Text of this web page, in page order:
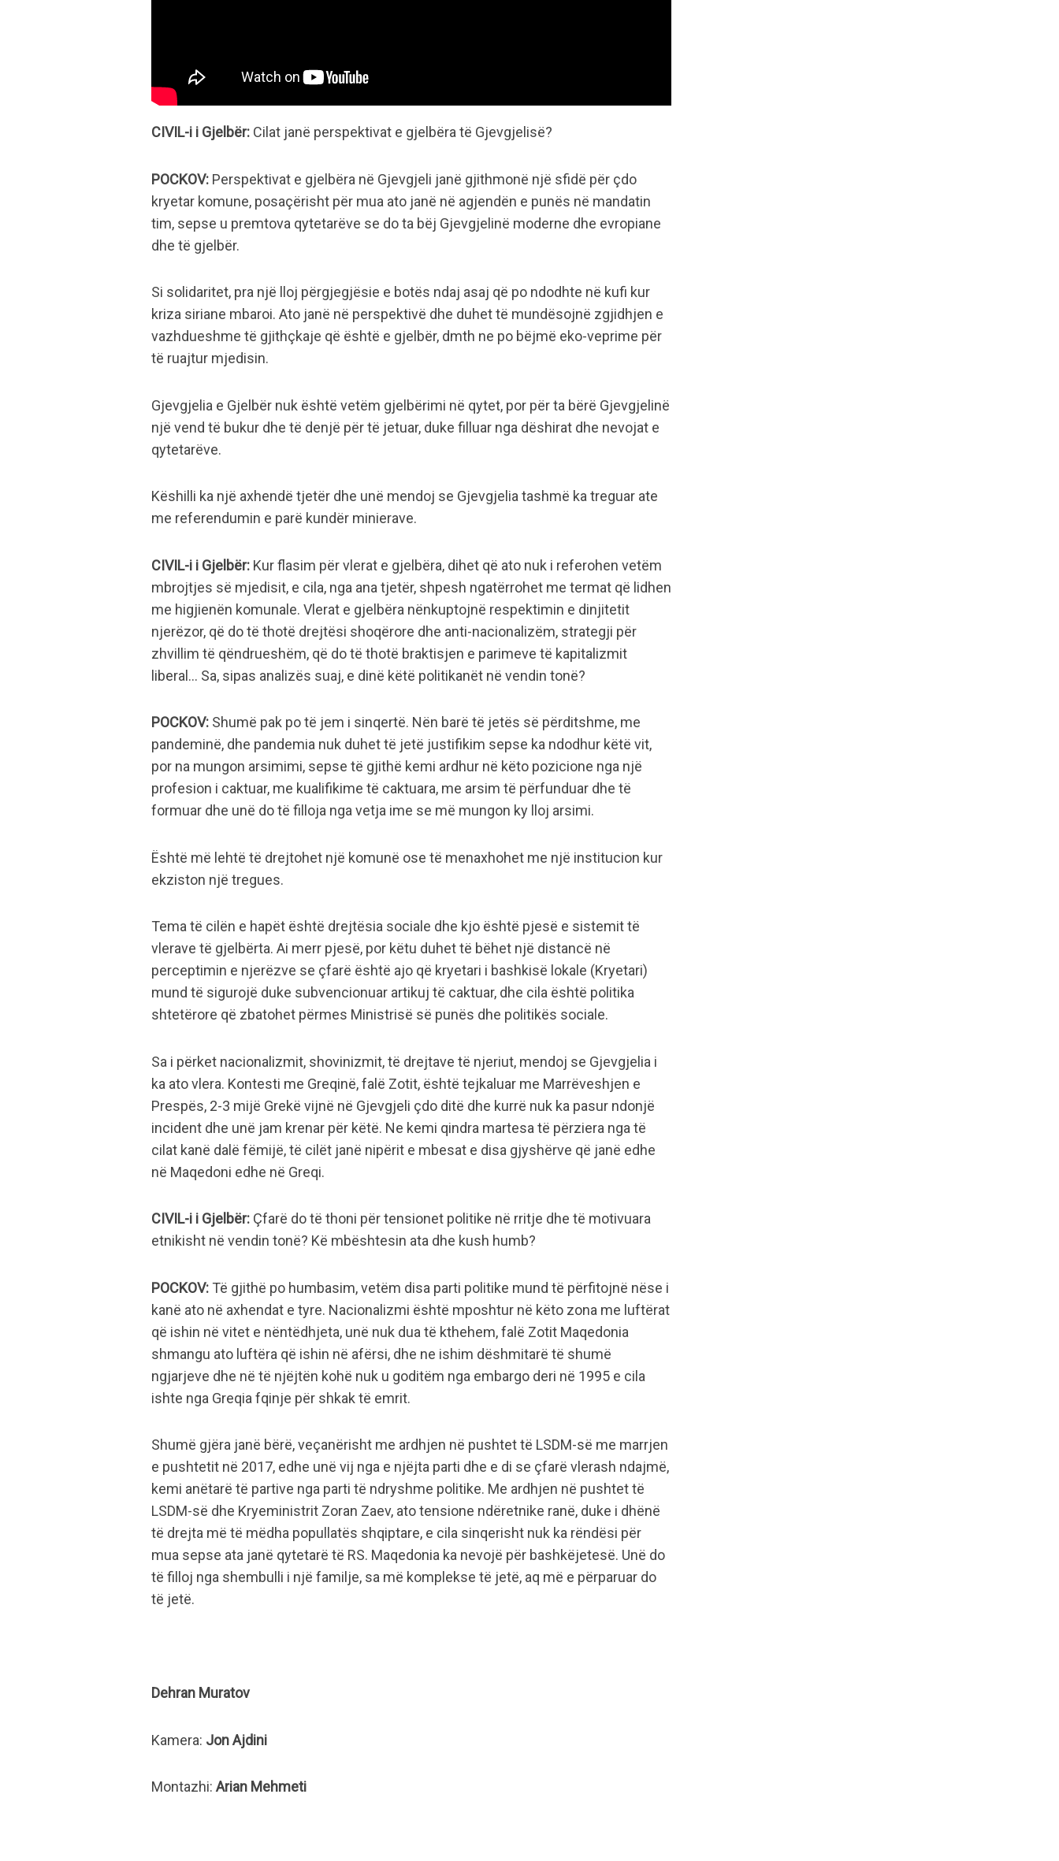
CIVIL-i i Gjelbër: Cilat janë perspektivat e gjelbëra të Gjevgjelisë?
POCKOV: Perspektivat e gjelbëra në Gjevgjeli janë gjithmonë një sfidë për çdo
kryetar komune, posaçërisht për mua ato janë në agjendën e punës në mandatin
tim, sepse u premtova qytetarëve se do ta bëj Gjevgjelinë moderne dhe evropiane
dhe të gjelbër.
Si solidaritet, pra një lloj përgjegjësie e botës ndaj asaj që po ndodhte në kufi kur
kriza siriane mbaroi. Ato janë në perspektivë dhe duhet të mundësojnë zgjidhjen e
vazhdueshme të gjithçkaje që është e gjelbër, dmth ne po bëjmë eko-veprime për
të ruajtur mjedisin.
Gjevgjelia e Gjelbër nuk është vetëm gjelbërimi në qytet, por për ta bërë Gjevgjelinë
një vend të bukur dhe të denjë për të jetuar, duke filluar nga dëshirat dhe nevojat e
qytetarëve.
Këshilli ka një axhendë tjetër dhe unë mendoj se Gjevgjelia tashmë ka treguar ate
me referendumin e parë kundër minierave.
CIVIL-i i Gjelbër: Kur flasim për vlerat e gjelbëra, dihet që ato nuk i referohen vetëm
mbrojtjes së mjedisit, e cila, nga ana tjetër, shpesh ngatërrohet me termat që lidhen
me higjienën komunale. Vlerat e gjelbëra nënkuptojnë respektimin e dinjitetit
njerëzor, që do të thotë drejtësi shoqërore dhe anti-nacionalizëm, strategji për
zhvillim të qëndrueshëm, që do të thotë braktisjen e parimeve të kapitalizmit
liberal… Sa, sipas analizës suaj, e dinë këtë politikanët në vendin tonë?
POCKOV: Shumë pak po të jem i sinqertë. Nën barë të jetës së përditshme, me
pandeminë, dhe pandemia nuk duhet të jetë justifikim sepse ka ndodhur këtë vit,
por na mungon arsimimi, sepse të gjithë kemi ardhur në këto pozicione nga një
profesion i caktuar, me kualifikime të caktuara, me arsim të përfunduar dhe të
formuar dhe unë do të filloja nga vetja ime se më mungon ky lloj arsimi.
Është më lehtë të drejtohet një komunë ose të menaxhohet me një institucion kur
ekziston një tregues.
Tema të cilën e hapët është drejtësia sociale dhe kjo është pjesë e sistemit të
vlerave të gjelbërta. Ai merr pjesë, por këtu duhet të bëhet një distancë në
perceptimin e njerëzve se çfarë është ajo që kryetari i bashkisë lokale (Kryetari)
mund të sigurojë duke subvencionuar artikuj të caktuar, dhe cila është politika
shtetërore që zbatohet përmes Ministrisë së punës dhe politikës sociale.
Sa i përket nacionalizmit, shovinizmit, të drejtave të njeriut, mendoj se Gjevgjelia i
ka ato vlera. Kontesti me Greqinë, falë Zotit, është tejkaluar me Marrëveshjen e
Prespës, 2-3 mijë Grekë vijnë në Gjevgjeli çdo ditë dhe kurrë nuk ka pasur ndonjë
incident dhe unë jam krenar për këtë. Ne kemi qindra martesa të përziera nga të
cilat kanë dalë fëmijë, të cilët janë nipërit e mbesat e disa gjyshërve që janë edhe
në Maqedoni edhe në Greqi.
CIVIL-i i Gjelbër: Çfarë do të thoni për tensionet politike në rritje dhe të motivuara
etnikisht në vendin tonë? Kë mbështesin ata dhe kush humb?
POCKOV: Të gjithë po humbasim, vetëm disa parti politike mund të përfitojnë nëse i
kanë ato në axhendat e tyre. Nacionalizmi është mposhtur në këto zona me luftërat
që ishin në vitet e nëntëdhjeta, unë nuk dua të kthehem, falë Zotit Maqedonia
shmangu ato luftëra që ishin në afërsi, dhe ne ishim dëshmitarë të shumë
ngjarjeve dhe në të njëjtën kohë nuk u goditëm nga embargo deri në 1995 e cila
ishte nga Greqia fqinje për shkak të emrit.
Shumë gjëra janë bërë, veçanërisht me ardhjen në pushtet të LSDM-së me marrjen
e pushtetit në 2017, edhe unë vij nga e njëjta parti dhe e di se çfarë vlerash ndajmë,
kemi anëtarë të partive nga parti të ndryshme politike. Me ardhjen në pushtet të
LSDM-së dhe Kryeministrit Zoran Zaev, ato tensione ndëretnike ranë, duke i dhënë
të drejta më të mëdha popullatës shqiptare, e cila sinqerisht nuk ka rëndësi për
mua sepse ata janë qytetarë të RS. Maqedonia ka nevojë për bashkëjetesë. Unë do
të filloj nga shembulli i një familje, sa më komplekse të jetë, aq më e përparuar do
të jetë.
Dehran Muratov
Kamera: Jon Ajdini
Montazhi: Arian Mehmeti